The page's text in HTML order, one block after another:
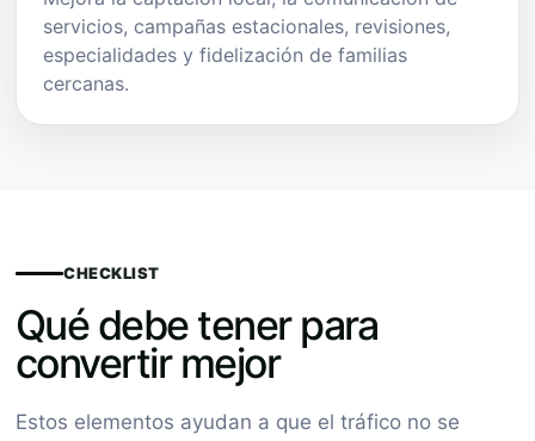
servicios, campañas estacionales, revisiones,
especialidades y fidelización de familias
cercanas.
CHECKLIST
Qué debe tener para
convertir mejor
Estos elementos ayudan a que el tráfico no se